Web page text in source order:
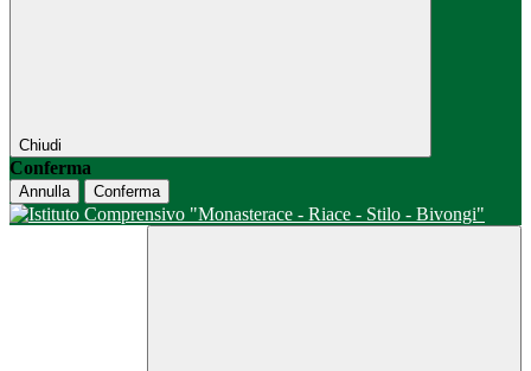
Chiudi
Conferma
Annulla Conferma